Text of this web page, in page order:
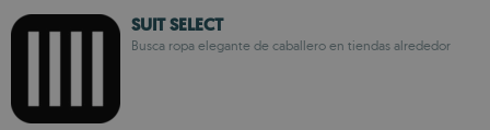
SUIT SELECT
Busca ropa elegante de caballero en tiendas alrededor